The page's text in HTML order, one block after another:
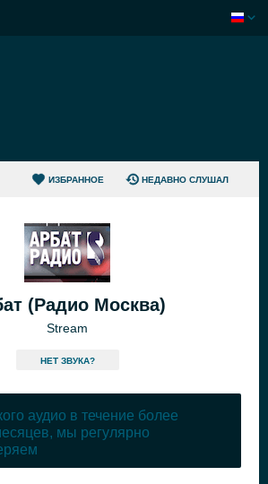
ИЗБРАННОЕ НЕДАВНО СЛУШАЛ
(Радио Москва)
Stream
HЕТ ЗВУКА?
аудио в течение более
мы регулярно